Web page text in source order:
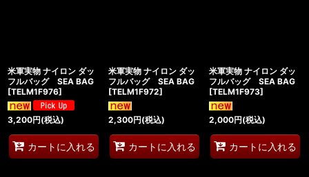
米軍実物 ナイロン ダッ
フルバッグ SEA BAG
[TELM1F976]
3,200円(税込)
カートに入れる
米軍実物 ナイロン ダッ
フルバッグ SEA BAG
[TELM1F972]
2,300円(税込)
カートに入れる
米軍実物 ナイロン ダッ
フルバッグ SEA BAG
[TELM1F973]
2,000円(税込)
カートに入れる